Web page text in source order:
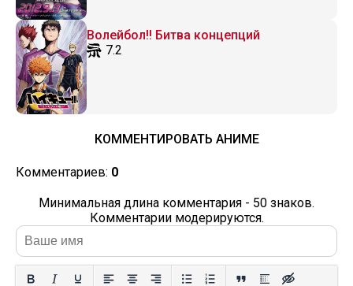
Волейбол!! Битва концепций
7.2
КОММЕНТИРОВАТЬ АНИМЕ
Комментариев: 0
Минимальная длина комментария - 50 знаков.
Комментарии модерируются.